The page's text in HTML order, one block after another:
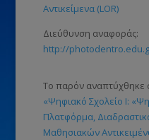
Αντικείμενα (LOR)
Διεύθυνση αναφοράς:
http://
Το παρόν αναπτύχθηκε
«Ψηφιακό Σχολείο Ι:
Πλατφόρμα,
Μαθησιακών